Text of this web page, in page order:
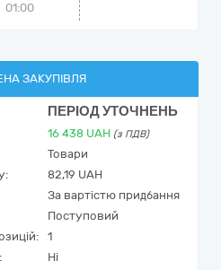
01:00
ЗАКУПІВЛЯ
ПЕРІОД УТОЧНЕНЬ
16 438 UAH (з ПДВ)
Товари
82,19 UAH
За вартістю придбання
Поступовий
1
Ні